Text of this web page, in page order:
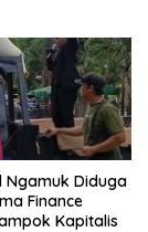
Ngamuk Diduga
Finance
Kapitalis